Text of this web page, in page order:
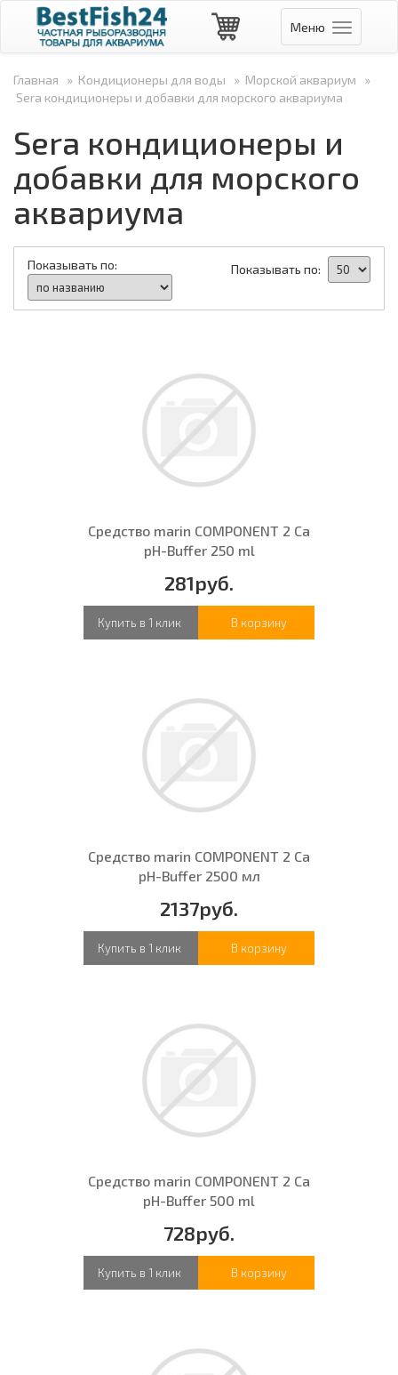
Меню
Главная » Кондиционеры для воды » Морской аквариум »
Sera кондиционеры и добавки для морского аквариума
Sera кондиционеры и
добавки для морского
аквариума
Показывать по:
Показывать по:
Средство marin COMPONENT 2 Ca
pH-Buffer 250 ml
281руб.
Купить в 1 клик В корзину
Средство marin COMPONENT 2 Ca
pH-Buffer 2500 мл
2137руб.
Купить в 1 клик В корзину
Средство marin COMPONENT 2 Ca
pH-Buffer 500 ml
728руб.
Купить в 1 клик В корзину